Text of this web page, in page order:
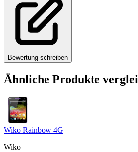
Bewertung schreiben
Ähnliche Produkte
Wiko Rainbow 4G
Wiko